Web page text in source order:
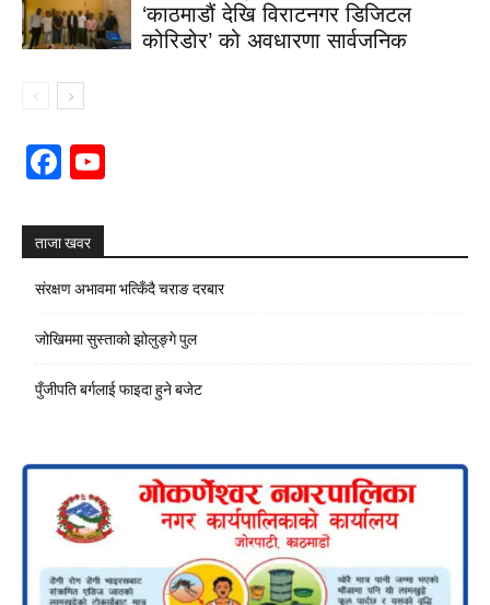
‘काठमाडौं देखि विराटनगर डिजिटल
कोरिडोर’ को अवधारणा सार्वजनिक
Facebook
ताजा खवर
संरक्षण अभावमा भत्किँदै चराङ दरबार
जोखिममा सुस्ताको झोलुङ्गे पुल
पुँजीपति बर्गलाई फाइदा हुने बजेट